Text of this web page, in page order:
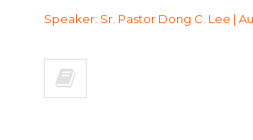
Speaker: Sr. Pastor Dong C. Lee |